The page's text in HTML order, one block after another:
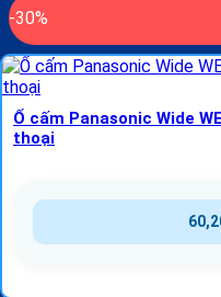
-30%
Ổ cấm Panasonic Wide
thoại